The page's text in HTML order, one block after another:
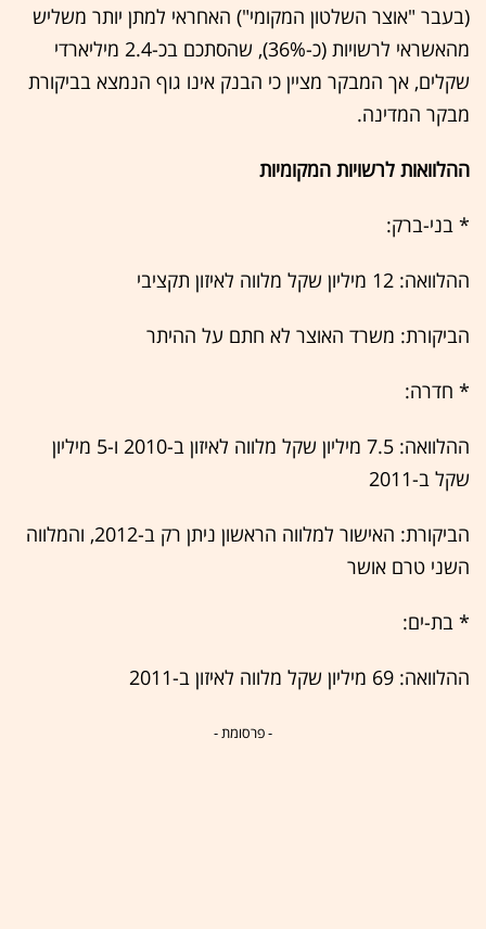
(בעבר "אוצר השלטון המקומי") האחראי למתן יותר משליש
מהאשראי לרשויות (כ-36%), שהסתכם בכ-2.4 מיליארדי
שקלים, אך המבקר מציין כי הבנק אינו גוף הנמצא בביקורת
מבקר המדינה. ‏‎‎‏
ה‏‎‎הלוואות לרשויות המקומיות
‏*‎‎‏ בני-ברק:
ההלוואה: ‏‎‎‏12 מיליון שקל מלווה לאיזון תקציבי
הביקורת: משרד האוצר לא חתם על ההיתר
‏* ‎‎חדרה: ‏
ההלוואה: ‎‎‏7.5 מיליון שקל מלווה לאיזון ב-2010 ו-5 מיליון
שקל ב-2011
‏הביקורת: האישור למלווה הראשון ניתן רק ב-2012, והמלווה
השני טרם אושר
‏‏* ‎‎בת-ים:
ההלוואה: ‏‎‎‏69 מיליון שקל מלווה לאיזון ב-2011
- פרסומת -